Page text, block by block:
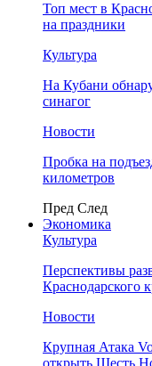
Топ мест в
на праздники
Культура
На Кубани
синагог
Новости
Пробка на
километров
Пред След
Экономика
Культура
Перспективы
Краснодарского
Новости
Крупная Атака
открыть Шесть